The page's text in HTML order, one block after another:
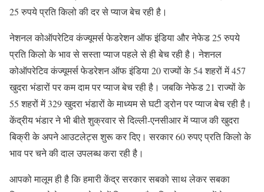
25 रुपये प्रति किलो की दर से प्याज बेच रही है।
नेशनल कोऑपरेटिव कंज्यूमर्स फेडरेशन ऑफ इंडिया और नेफेड 25 रुपये
प्रति किलो के भाव से सस्ता प्याज पहले से ही बेच रही है। नेशनल
कोऑपरेटिव कंज्यूमर्स फेडरेशन ऑफ इंडिया 20 राज्यों के 54 शहरों में 457
खुदरा भंडारों पर कम दाम पर प्याज बेच रही है। जबकि नेफेड 21 राज्यों के
55 शहरों में 329 खुदरा भंडारों के माध्यम से घटी ड्रोन पर प्याज बेच रही है।
केंद्रीय भंडार ने भी बीते शुक्रवार से दिल्ली-एनसीआर में प्याज की खुदरा
बिक्री के अपने आउटलेट्स शुरू कर दिए। सरकार 60 रुपए प्रति किलो के
भाव पर चने की दाल उपलब्ध करा रही है।
आपको मालूम ही है कि हमारी केंद्र सरकार सबको साथ लेकर सबका